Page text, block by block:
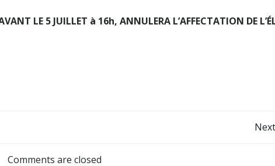
LE 5 JUILLET à 16h, ANNULERA L’AFFECTATION DE
Comments are closed